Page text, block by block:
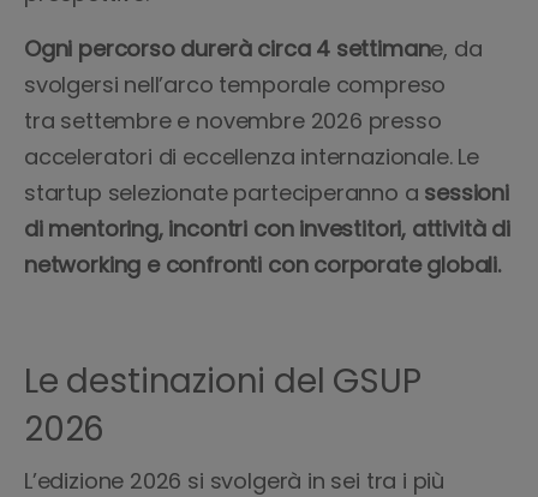
Ogni percorso durerà circa 4 settimane, da
svolgersi nell’arco temporale compreso
tra settembre e novembre 2026 presso
acceleratori di eccellenza internazionale. Le
startup selezionate parteciperanno a sessioni
di mentoring, incontri con investitori, attività di
networking e confronti con corporate globali.
Le destinazioni del GSUP
2026
L’edizione 2026 si svolgerà in sei tra i più